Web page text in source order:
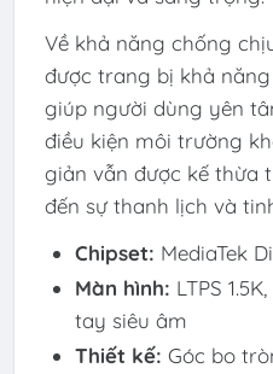
Về khả năng chống
được trang bị khả
giúp người dùng yên
điều kiện môi trường
giản vẫn được kế thừa
đến sự thanh lịch và
Chipset: MediaTek
Màn hình: LTPS
tay siêu âm
Thiết kế: Góc bo